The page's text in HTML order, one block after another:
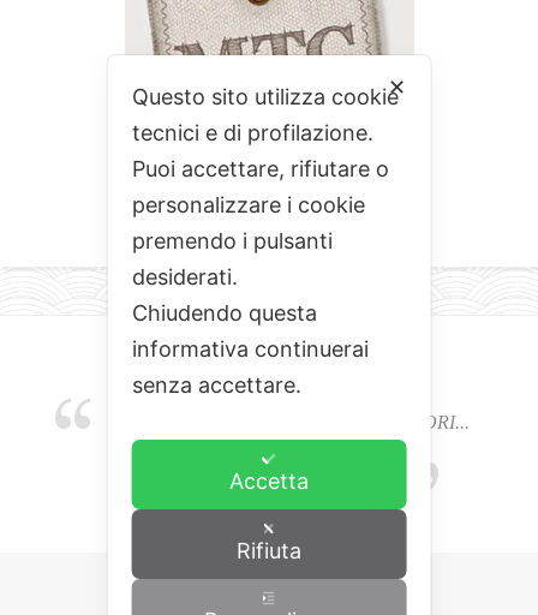
EMOZIONI, COLORI, ODORI E SAPORI...
L'ALCHIMIA DEL BUON CIBO
✕
Questo sito utilizza cookie
tecnici e di profilazione.
Puoi accettare, rifiutare o
personalizzare i cookie
premendo i pulsanti
desiderati.
Chiudendo questa
informativa continuerai
senza accettare.
Accetta
Rifiuta